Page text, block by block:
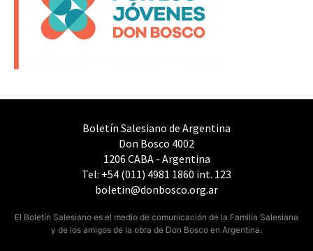
Boletín Salesiano de Argentina
Don Bosco 4002
1206 CABA - Argentina
Tel: +54 (011) 4981 1860 int. 123
boletin@donbosco.org.ar
El Boletín Salesiano es el medio de comunicación de la Familia Salesiana
y de los amigos de la obra de Don Bosco en Argentina.